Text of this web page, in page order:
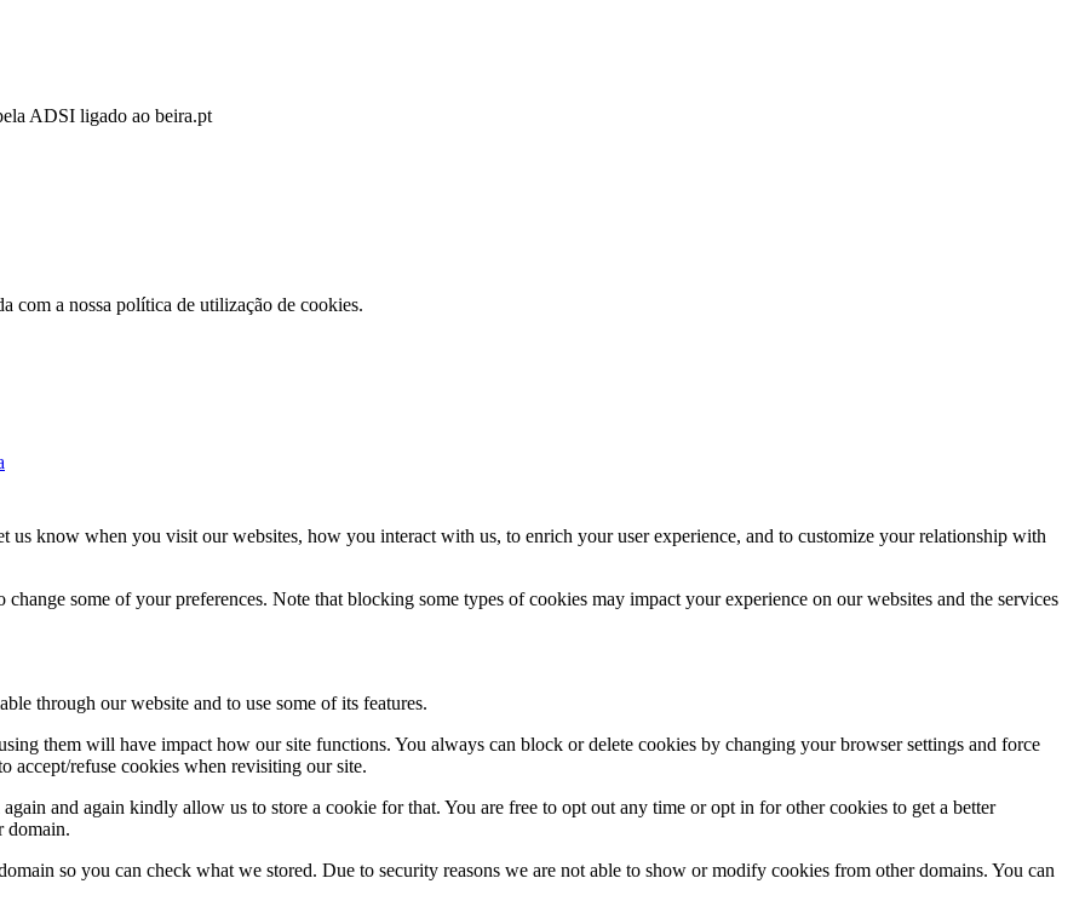
ADSI ligado ao beira.pt
com a nossa política de utilização de cookies.
us know when you visit our websites, how you interact with us, to enrich your user experience, and to customize your relationship with
some of your preferences. Note that blocking some types of cookies may impact your experience on our websites and the services
through our website and to use some of its features.
them will have impact how our site functions. You always can block or delete cookies by changing your browser settings and force
refuse cookies when revisiting our site.
and again kindly allow us to store a cookie for that. You are free to opt out any time or opt in for other cookies to get a better
domain.
so you can check what we stored. Due to security reasons we are not able to show or modify cookies from other domains. You can